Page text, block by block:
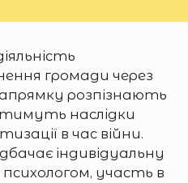
громади через
розпізнають
наслідки
в час війни.
індивідуальну
участь в